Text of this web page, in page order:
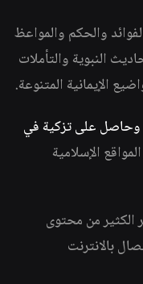
والحكم والمواعظ
النبوية والتأملات
الإيمانية المتنوعة.
وحاصل على تزكية في
الإسلامية
الكثير من محتوى
بالانترنت